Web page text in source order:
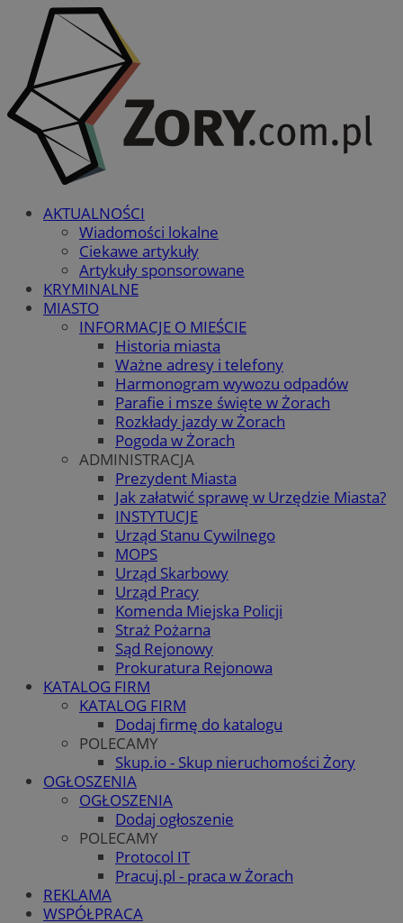
AKTUALNOŚCI
Wiadomości lokalne
Ciekawe artykuły
Artykuły sponsorowane
KRYMINALNE
MIASTO
INFORMACJE O MIEŚCIE
Historia miasta
Ważne adresy i telefony
Harmonogram wywozu odpadów
Parafie i msze święte w Żorach
Rozkłady jazdy w Żorach
Pogoda w Żorach
ADMINISTRACJA
Prezydent Miasta
Jak załatwić sprawę w Urzędzie Miasta?
INSTYTUCJE
Urząd Stanu Cywilnego
MOPS
Urząd Skarbowy
Urząd Pracy
Komenda Miejska Policji
Straż Pożarna
Sąd Rejonowy
Prokuratura Rejonowa
KATALOG FIRM
KATALOG FIRM
Dodaj firmę do katalogu
POLECAMY
Skup.io - Skup nieruchomości Żory
OGŁOSZENIA
OGŁOSZENIA
Dodaj ogłoszenie
POLECAMY
Protocol IT
Pracuj.pl - praca w Żorach
REKLAMA
WSPÓŁPRACA